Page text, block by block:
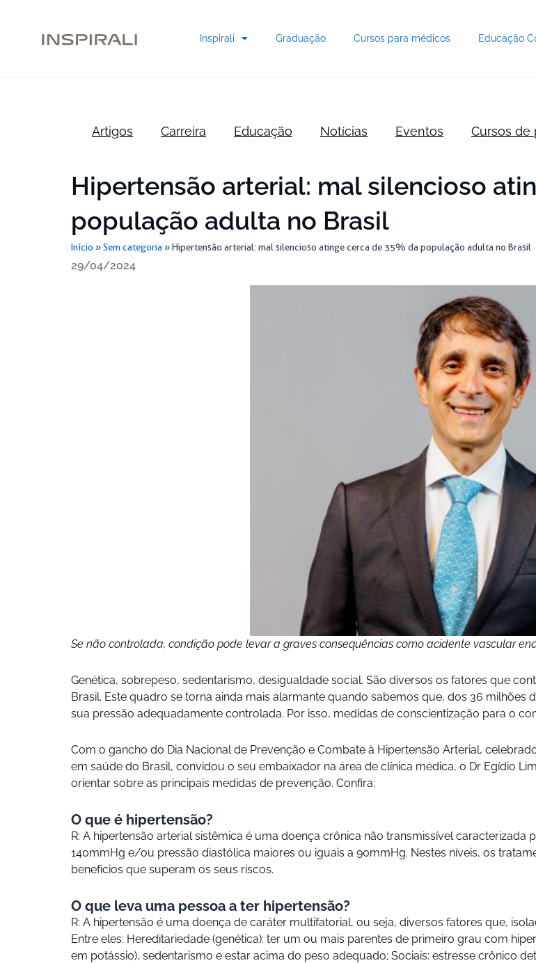
Inspirali Graduação Cursos para médicos Educação
Artigos Carreira Educação Notícias Eventos Cursos de
Hipertensão arterial: mal silencioso
população adulta no Brasil
Início »Sem categoria»Hipertensão arterial: mal silencioso atinge cerca de 35% da população adulta no Brasil
29/04/2024
Se não controlada, condição pode levar a graves consequências como acidente vascular
Genética, sobrepeso, sedentarismo, desigualdade social. São diversos os fatores que
Brasil. Este quadro se torna ainda mais alarmante quando sabemos que, dos 36 milhões
sua pressão adequadamente controlada. Por isso, medidas de conscientização para o
Com o gancho do Dia Nacional de Prevenção e Combate à Hipertensão Arterial,
em saúde do Brasil, convidou o seu embaixador na área de clínica médica, o Dr Egídio
orientar sobre as principais medidas de prevenção. Confira:
O que é hipertensão?
R: A hipertensão arterial sistêmica é uma doença crônica não transmissível
140mmHg e/ou pressão diastólica maiores ou iguais a 90mmHg. Nestes níveis, os
benefícios que superam os seus riscos.
O que leva uma pessoa a ter hipertensão?
R: A hipertensão é uma doença de caráter multifatorial, ou seja, diversos fatores que,
Entre eles: Hereditariedade (genética): ter um ou mais parentes de primeiro grau com
em potássio), sedentarismo e estar acima do peso adequado; Sociais: estresse crônico